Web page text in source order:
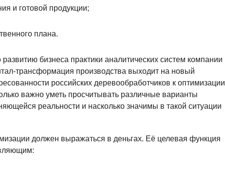
и готовой продукции;
плана.
бизнеса практики аналитических систем компании
трансформация производства выходит на новый
российских деревообработчиков к оптимизации
важно уметь просчитывать различные варианты
реальности и насколько значимы в такой ситуации
должен выражаться в деньгах. Её целевая функция